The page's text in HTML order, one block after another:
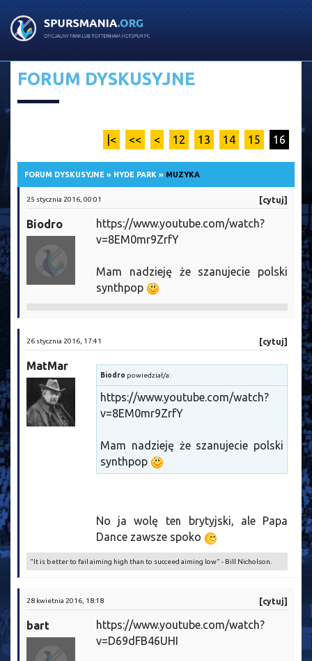
FORUM DYSKUSYJNE
|< << < 12 13 14 15 16
FORUM DYSKUSYJNE » HYDE PARK » MUZYKA
25 stycznia 2016, 00:01 [cytuj]
Biodro
https://www.youtube.com/watch?
v=8EM0mr9ZrfY
Mam nadzieję że szanujecie polski
synthpop
26 stycznia 2016, 17:41 [cytuj]
MatMar
Biodro powiedział/a:
https://www.youtube.com/watch?
v=8EM0mr9ZrfY
Mam nadzieję że szanujecie polski
synthpop
No ja wolę ten brytyjski, ale Papa
Dance zawsze spoko
"It is better to fail aiming high than to succeed aiming low" - Bill Nicholson.
28 kwietnia 2016, 18:18 [cytuj]
bart
https://www.youtube.com/watch?
v=D69dFB46UHI